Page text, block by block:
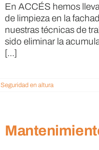
En ACCÉS hemos
de limpieza en la
nuestras técnicas de
sido eliminar la
[...]
Seguridad en altura